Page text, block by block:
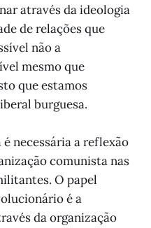
através da ideologia
de relações que
não a
mesmo que
que estamos
burguesa.
necessária a reflexão
comunista nas
O papel
é a
da organização